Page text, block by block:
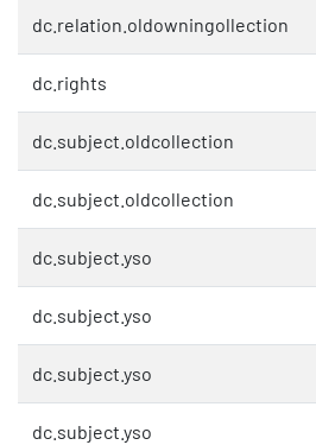
dc.relation.oldowningollection
dc.rights
dc.subject.oldcollection
dc.subject.oldcollection
dc.subject.yso
dc.subject.yso
dc.subject.yso
dc.subject.yso